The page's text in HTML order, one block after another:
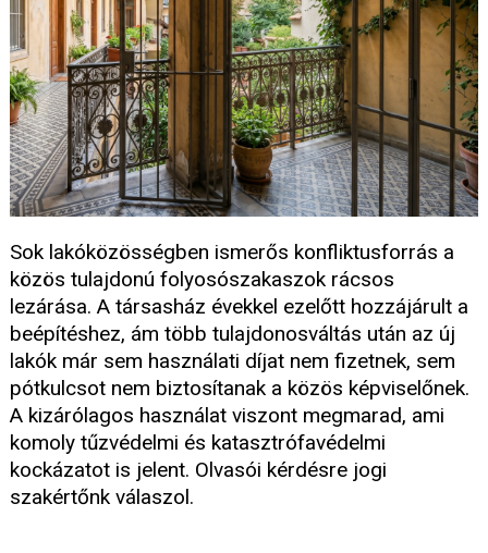
Sok lakóközösségben ismerős konfliktusforrás a
közös tulajdonú folyosószakaszok rácsos
lezárása. A társasház évekkel ezelőtt hozzájárult a
beépítéshez, ám több tulajdonosváltás után az új
lakók már sem használati díjat nem fizetnek, sem
pótkulcsot nem biztosítanak a közös képviselőnek.
A kizárólagos használat viszont megmarad, ami
komoly tűzvédelmi és katasztrófavédelmi
kockázatot is jelent. Olvasói kérdésre jogi
szakértőnk válaszol.